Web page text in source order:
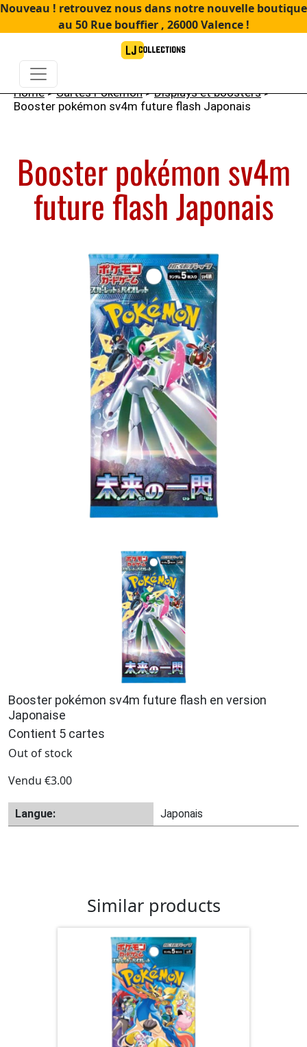
Nouveau ! retrouvez nous dans notre nouvelle boutique
au 50 Rue bouffier , 26000 Valence !
Home>Cartes Pokémon>Displays et boosters>
Booster pokémon sv4m future flash Japonais
Booster pokémon sv4m
future flash Japonais
Booster pokémon sv4m future flash en version
Japonaise
Contient 5 cartes
Out of stock
Vendu €3.00
Langue: Japonais
Similar products